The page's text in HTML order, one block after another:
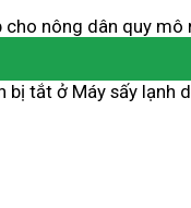
cho nông dân quy mô
bị tắtở Máy sấy lạnh